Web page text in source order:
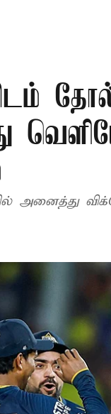
அனைத்து